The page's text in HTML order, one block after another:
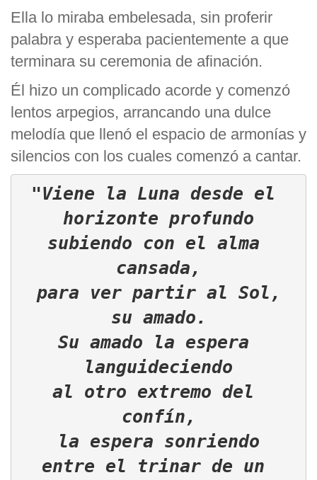
Ella lo miraba embelesada, sin proferir
palabra y esperaba pacientemente a que
terminara su ceremonia de afinación.
Él hizo un complicado acorde y comenzó
lentos arpegios, arrancando una dulce
melodía que llenó el espacio de armonías y
silencios con los cuales comenzó a cantar.
"Viene la Luna desde el
horizonte profundo
subiendo con el alma
cansada,
para ver partir al Sol,
su amado.
Su amado la espera
languideciendo
al otro extremo del
confín,
la espera sonriendo
entre el trinar de un